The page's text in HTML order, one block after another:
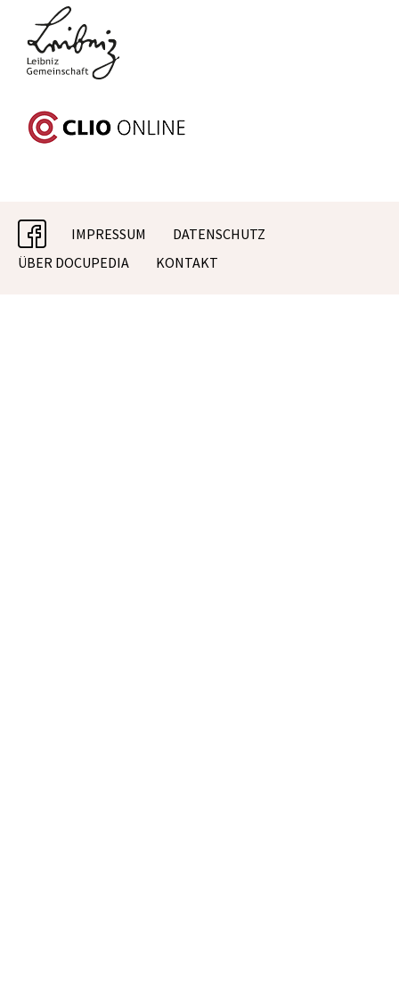
facebookIMPRESSUM
DATENSCHUTZ
ÜBER DOCUPEDIA
KONTAKT